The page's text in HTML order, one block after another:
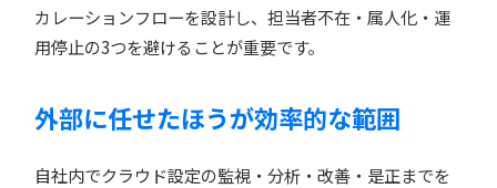
カレーションフローを設計し、担当者不在・属人化・運
用停止の3つを避けることが重要です。
外部に任せたほうが効率的な範囲
自社内でクラウド設定の監視・分析・改善・是正までを